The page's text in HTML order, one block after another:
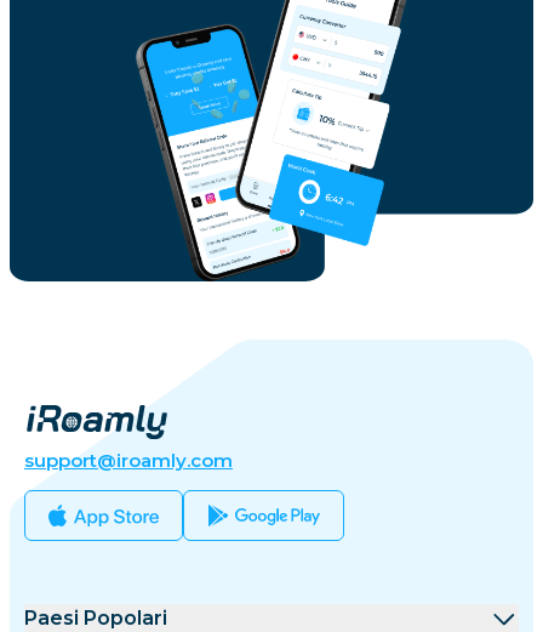
Italia
Giamaica
Giappone
Kazakistan
Kenya
support@iroamly.com
Paesi Popolari